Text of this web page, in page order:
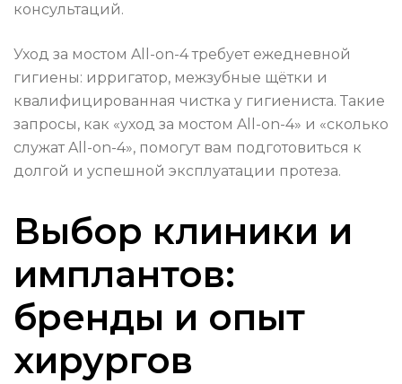
консультаций.
Уход за мостом All-on-4 требует ежедневной
гигиены: ирригатор, межзубные щётки и
квалифицированная чистка у гигиениста. Такие
запросы, как «уход за мостом All-on-4» и «сколько
служат All-on-4», помогут вам подготовиться к
долгой и успешной эксплуатации протеза.
Выбор клиники и
имплантов:
бренды и опыт
хирургов